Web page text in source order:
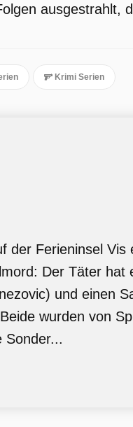
ausgestrahlt,
Krimi Serien
der Ferieninsel Vis
Der Täter hat
und einen
wurden von
Sonder...